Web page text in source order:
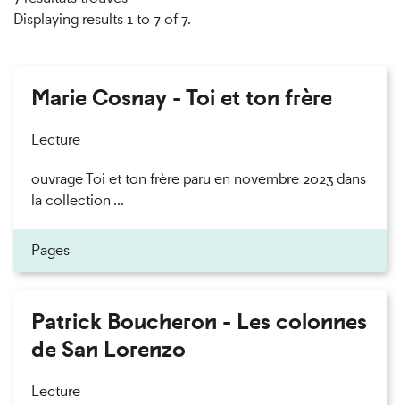
Displaying results 1 to 7 of 7.
Marie Cosnay - Toi et ton frère
Lecture
ouvrage Toi et ton frère paru en novembre 2023 dans
la collection ...
Pages
Patrick Boucheron - Les colonnes
de San Lorenzo
Lecture